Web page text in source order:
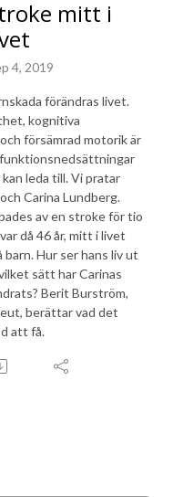
mitt i
4, 2019
förändras livet.
kognitiva
försämrad motorik är
leda till. Vi pratar
Carina Lundberg.
av en stroke för tio
då 46 år, mitt i livet
barn. Hur ser hans liv ut
sätt har Carinas
Berit Burström,
berättar vad det
att få.